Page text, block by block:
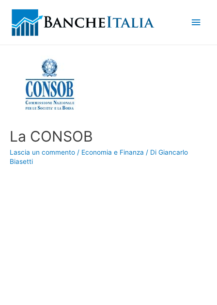
La CONSOB
Lascia un commento / Economia e Finanza / Di Giancarlo
Biasetti